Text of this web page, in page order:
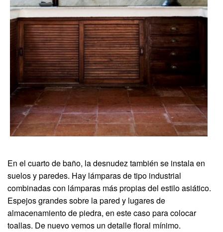
En el cuarto de baño, la desnudez también se instala en
suelos y paredes. Hay lámparas de tipo industrial
combinadas con lámparas más propias del estilo asiático.
Espejos grandes sobre la pared y lugares de
almacenamiento de piedra, en este caso para colocar
toallas. De nuevo vemos un detalle floral mínimo.